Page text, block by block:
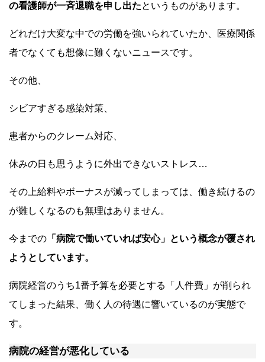
の看護師が一斉退職を申し出たというものがあります。
どれだけ大変な中での労働を強いられていたか、医療関係
者でなくても想像に難くないニュースです。
その他、
シビアすぎる感染対策、
患者からのクレーム対応、
休みの日も思うように外出できないストレス…
その上給料やボーナスが減ってしまっては、働き続けるの
が難しくなるのも無理はありません。
今までの 「病院で働いていれば安心」という概念が覆され
ようとしています。
病院経営のうち1番予算を必要とする「人件費」が削られ
てしまった結果、働く人の待遇に響いているのが実態で
す。
病院の経営が悪化している